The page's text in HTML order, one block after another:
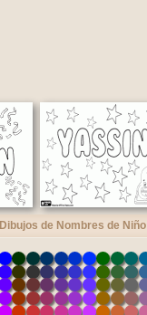
Dibujos de Nombres de Niño